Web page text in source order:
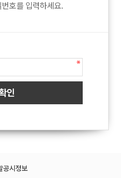
호를 입력하세요.
공시정보